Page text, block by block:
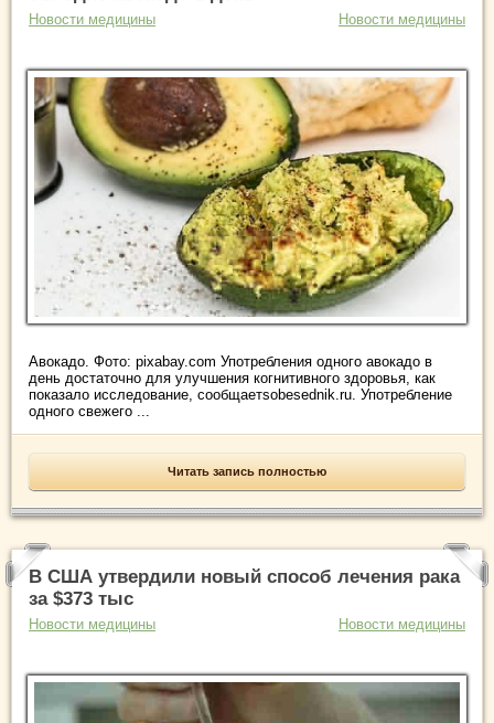
Новости медицины Новости медицины
Авокадо. Фото: pixabay.com Употребления одного авокадо в
день достаточно для улучшения когнитивного здоровья, как
показало исследование, сообщаетsobesednik.ru. Употребление
одного свежего ...
Читать запись полностью
В США утвердили новый способ лечения рака
за $373 тыс
Новости медицины Новости медицины